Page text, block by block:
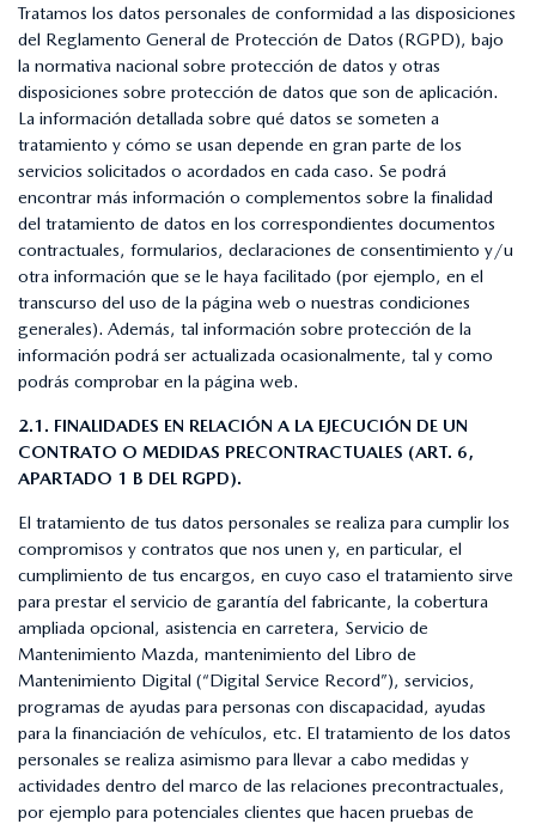
Tratamos los datos personales de conformidad a las disposiciones
del Reglamento General de Protección de Datos (RGPD), bajo
la normativa nacional sobre protección de datos y otras
disposiciones sobre protección de datos que son de aplicación.
La información detallada sobre qué datos se someten a
tratamiento y cómo se usan depende en gran parte de los
servicios solicitados o acordados en cada caso. Se podrá
encontrar más información o complementos sobre la finalidad
del tratamiento de datos en los correspondientes documentos
contractuales, formularios, declaraciones de consentimiento y/u
otra información que se le haya facilitado (por ejemplo, en el
transcurso del uso de la página web o nuestras condiciones
generales). Además, tal información sobre protección de la
información podrá ser actualizada ocasionalmente, tal y como
podrás comprobar en la página web.
2.1. FINALIDADES EN RELACIÓN A LA EJECUCIÓN DE UN
CONTRATO O MEDIDAS PRECONTRACTUALES (ART. 6,
APARTADO 1 B DEL RGPD).
El tratamiento de tus datos personales se realiza para cumplir los
compromisos y contratos que nos unen y, en particular, el
cumplimiento de tus encargos, en cuyo caso el tratamiento sirve
para prestar el servicio de garantía del fabricante, la cobertura
ampliada opcional, asistencia en carretera, Servicio de
Mantenimiento Mazda, mantenimiento del Libro de
Mantenimiento Digital (“Digital Service Record”), servicios,
programas de ayudas para personas con discapacidad, ayudas
para la financiación de vehículos, etc. El tratamiento de los datos
personales se realiza asimismo para llevar a cabo medidas y
actividades dentro del marco de las relaciones precontractuales,
por ejemplo para potenciales clientes que hacen pruebas de